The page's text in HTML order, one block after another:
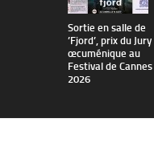
Sortie en salle de
’Fjord’, prix du Jury
œcuménique au
Festival de Cannes
2026